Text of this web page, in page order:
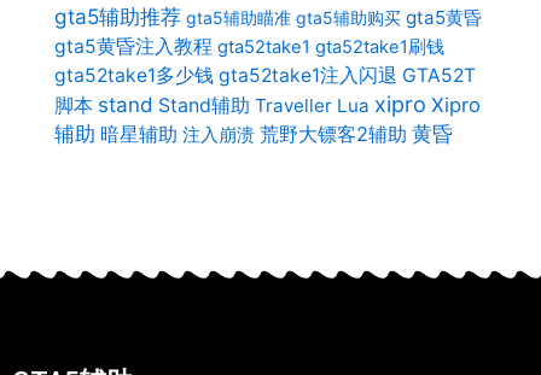
gta5辅助推荐 gta5辅助瞄准 gta5辅助购买 gta5黄昏
gta5黄昏注入教程 gta52take1 gta52take1刷钱
gta52take1多少钱 gta52take1注入闪退 GTA52T
脚本 stand Stand辅助 Traveller Lua xipro Xipro
辅助 暗星辅助 注入崩溃 荒野大镖客2辅助 黄昏